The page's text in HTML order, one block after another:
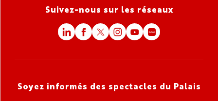
Suivez-nous sur les réseaux
Soyez informés des spectacles du Palais